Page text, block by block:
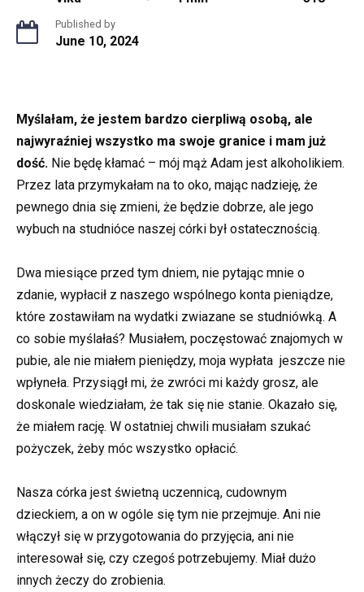
Published by
June 10, 2024
Myślałam, że jestem bardzo cierpliwą osobą, ale
najwyraźniej wszystko ma swoje granice i mam już
dość. Nie będę kłamać – mój mąż Adam jest alkoholikiem.
Przez lata przymykałam na to oko, mając nadzieję, że
pewnego dnia się zmieni, że będzie dobrze, ale jego
wybuch na studnióce naszej córki był ostatecznością.
Dwa miesiące przed tym dniem, nie pytając mnie o
zdanie, wypłacił z naszego wspólnego konta pieniądze,
które zostawiłam na wydatki zwiazane se studniówką. A
co sobie myślałaś? Musiałem, poczęstować znajomych w
pubie, ale nie miałem pieniędzy, moja wypłata jeszcze nie
wpłyneła. Przysiągł mi, że zwróci mi każdy grosz, ale
doskonale wiedziałam, że tak się nie stanie. Okazało się,
że miałem rację. W ostatniej chwili musiałam szukać
pożyczek, żeby móc wszystko opłacić.
Nasza córka jest świetną uczennicą, cudownym
dzieckiem, a on w ogóle się tym nie przejmuje. Ani nie
włączył się w przygotowania do przyjęcia, ani nie
interesował się, czy czegoś potrzebujemy. Miał dużo
innych żeczy do zrobienia.